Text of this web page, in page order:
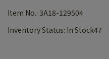
Item No.: 3A18-129504
Inventory Status: In Stock47